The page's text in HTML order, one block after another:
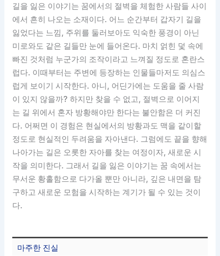
길을 잃은 이야기는 꿈에서의 절벽을 체험한 사람들 사이
에서 흔히 나오는 소재이다. 어느 순간부터 갑자기 길을
잃었다는 느낌, 주위를 둘러보아도 익숙한 풍경이 아닌
미로와도 같은 길들만 눈에 들어온다. 마치 얽힌 덫 속에
빠진 것처럼 누군가의 조작이라고 느껴질 정도로 혼란스
럽다. 이때부터는 주변에 등장하는 인물들마저도 의심스
럽게 보이기 시작한다. 아니, 어딘가에는 도움을 줄 사람
이 있지 않을까? 하지만 찾을 수 없고, 절벽으로 이어지
는 길 위에서 혼자 방황해야만 한다는 불안함은 더 커진
다. 어쩌면 이 경험은 현실에서의 방황과도 맥을 같이할
정도로 현실적인 두려움을 자아낸다. 그럼에도 끝을 향해
나아가는 길은 오롯한 자아를 찾는 여정이자, 새로운 시
작을 의미한다. 그래서 길을 잃은 이야기는 꿈 속에서는
무서운 황홀함으로 다가올 뿐만 아니라, 깊은 내면을 탐
구하고 새로운 모험을 시작하는 계기가 될 수 있는 것이
다.
마주한 진실